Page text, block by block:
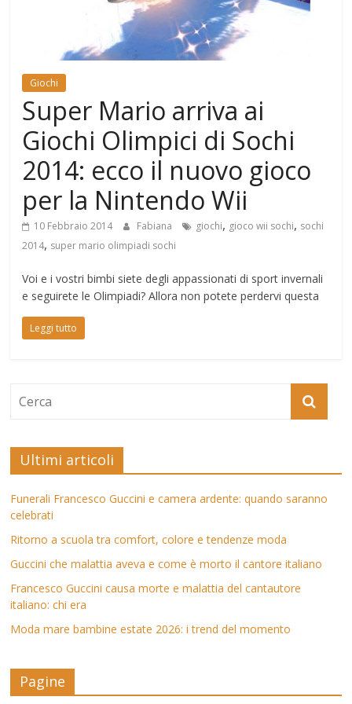
Giochi
Super Mario arriva ai
Giochi Olimpici di Sochi
2014: ecco il nuovo gioco
per la Nintendo Wii
10 Febbraio 2014 Fabiana giochi, gioco wii sochi, sochi
2014, super mario olimpiadi sochi
Voi e i vostri bimbi siete degli appassionati di sport invernali
e seguirete le Olimpiadi? Allora non potete perdervi questa
Leggi tutto
Ultimi articoli
Funerali Francesco Guccini e camera ardente: quando saranno
celebrati
Ritorno a scuola tra comfort, colore e tendenze moda
Guccini che malattia aveva e come è morto il cantore italiano
Francesco Guccini causa morte e malattia del cantautore
italiano: chi era
Moda mare bambine estate 2026: i trend del momento
Pagine